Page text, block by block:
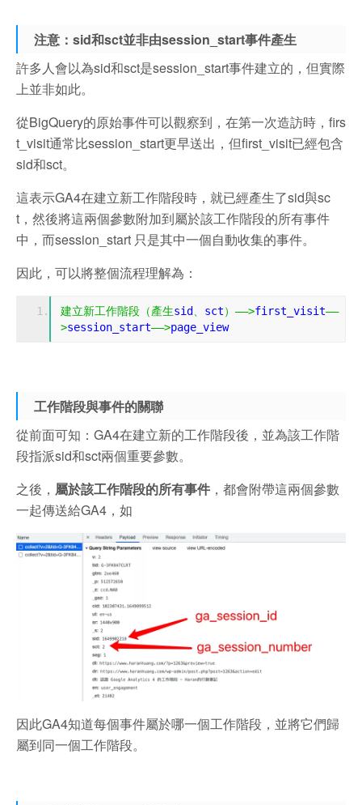
注意：sid和sct並非由session_start事件產生
許多人會以為sid和sct是session_start事件建立的，但實際
上並非如此。
從BigQuery的原始事件可以觀察到，在第一次造訪時，firs
t_visit通常比session_start更早送出，但first_visit已經包含
sid和sct。
這表示GA4在建立新工作階段時，就已經產生了sid與sc
t，然後將這兩個參數附加到屬於該工作階段的所有事件
中，而session_start 只是其中一個自動收集的事件。
因此，可以將整個流程理解為：
建立新工作階段（產生sid、 sct）——>first_visit——
>session_start——>page_view
工作階段與事件的關聯
從前面可知：GA4在建立新的工作階段後，並為該工作階
段指派sid和sct兩個重要參數。
之後， 屬於該工作階段的所有事件 ，都會附帶這兩個參數
一起傳送給GA4，如
因此GA4知道每個事件屬於哪一個工作階段，並將它們歸
屬到同一個工作階段。